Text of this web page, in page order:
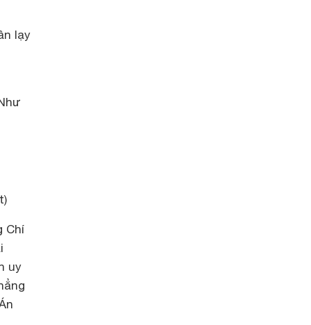
lạy
Chí
uy